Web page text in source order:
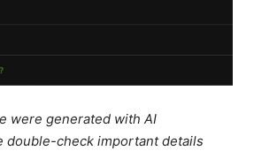
were generated with AI
double-check important details